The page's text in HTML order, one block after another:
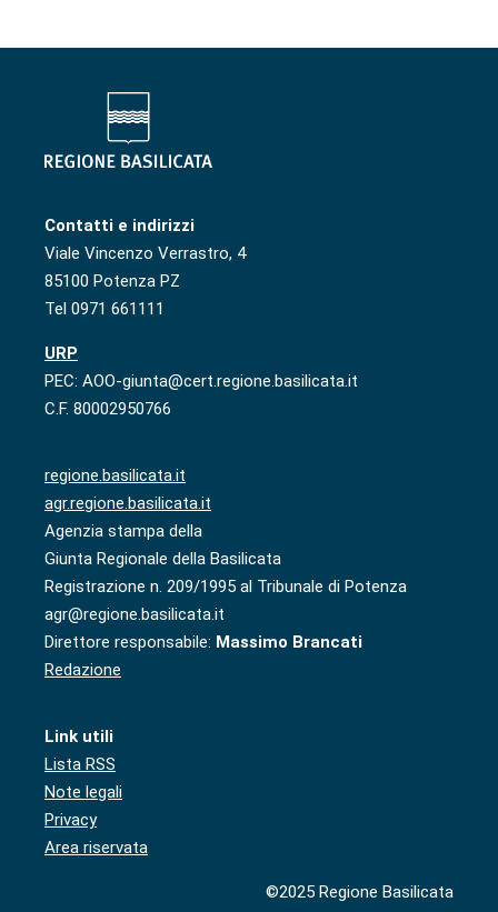
Contatti e indirizzi
Viale Vincenzo Verrastro, 4
85100 Potenza PZ
Tel 0971 661111
URP
PEC: AOO-giunta@cert.regione.basilicata.it
C.F. 80002950766
regione.basilicata.it
agr.regione.basilicata.it
Agenzia stampa della
Giunta Regionale della Basilicata
Registrazione n. 209/1995 al Tribunale di Potenza
agr@regione.basilicata.it
Direttore responsabile: Massimo Brancati
Redazione
Link utili
Lista RSS
Note legali
Privacy
Area riservata
©2025 Regione Basilicata